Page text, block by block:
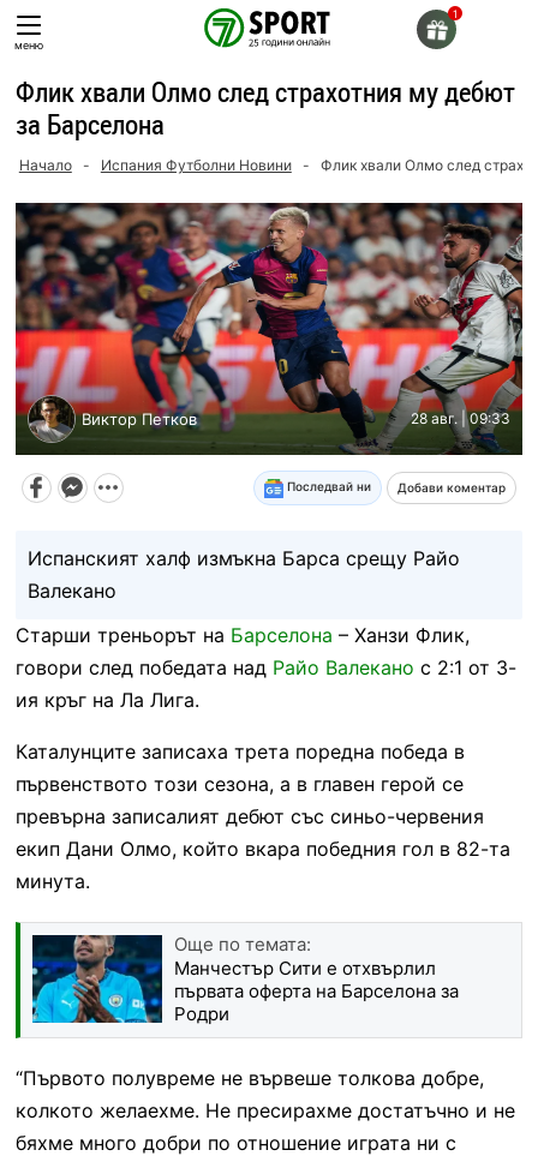
Skip
toменю
Флик хвали Олмо след страхотния му дебют
за Барселона
Начало - Испания Футболни Новини - Флик хвали Олмо след
Виктор Петков 28 авг. | 09:33
Последвай ни Добави коментар
Испанският халф измъкна Барса срещу Райо
Валекано
Старши треньорът на Барселона – Ханзи Флик,
говори след победата над Райо Валекано с 2:1 от 3-
ия кръг на Ла Лига.
Каталунците записаха трета поредна победа в
първенството този сезона, а в главен герой се
превърна записалият дебют със синьо-червения
екип Дани Олмо, който вкара победния гол в 82-та
минута.
Още по темата:
Манчестър Сити е отхвърлил
първата оферта на Барселона за
Родри
“Първото полувреме не вървеше толкова добре,
колкото желаехме. Не пресирахме достатъчно и не
бяхме много добри по отношение играта ни с